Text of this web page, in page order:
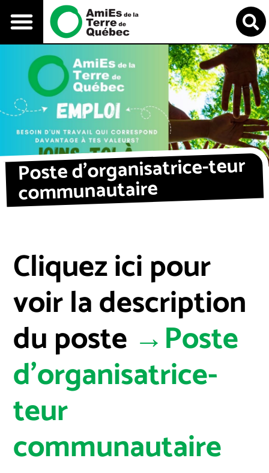
Poste d’organisatrice-teur
communautaire
Cliquez ici pour
voir la description
du poste →Poste
d’organisatrice-
teur
communautaire